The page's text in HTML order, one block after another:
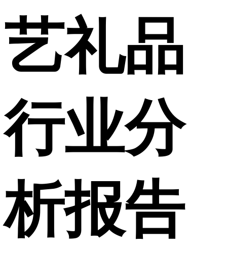
艺礼品
行业分
析报告